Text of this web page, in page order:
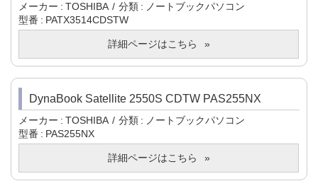
メーカー TOSHIBA 分類
ノートブックパソコン
型番
PATX3514CDSTW
詳細ページはこちら
DynaBook Satellite 2550S CDTW PAS255NX
メーカー TOSHIBA 分類
ノートブックパソコン
型番
PAS255NX
詳細ページはこちら